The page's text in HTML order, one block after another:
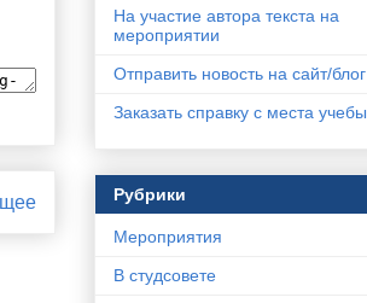
На участие автора текста на
мероприятии
Отправить новость на сайт/блог
Заказать справку с места учебы
Рубрики
Мероприятия
В студсовете